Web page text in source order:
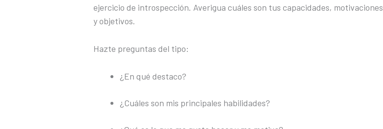
ejercicio de introspección. Averigua cuáles son tus capacidades, motivaciones
y objetivos.
Hazte preguntas del tipo:
¿En qué destaco?
¿Cuáles son mis principales habilidades?